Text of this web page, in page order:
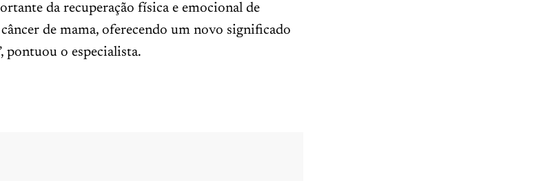
da recuperação física e emocional de
de mama, oferecendo um novo significado
pontuou o especialista.